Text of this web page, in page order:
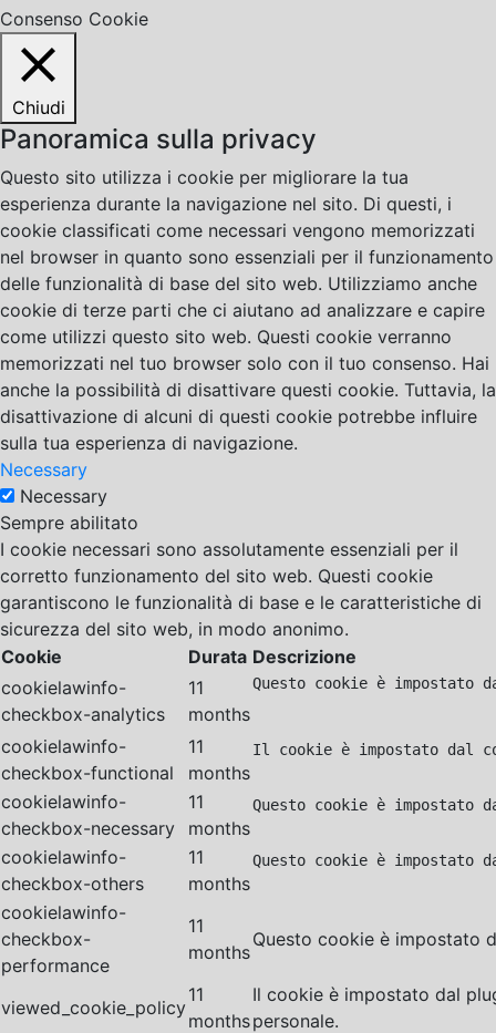
Consenso Cookie
Chiudi
Panoramica sulla privacy
Questo sito utilizza i cookie per migliorare la tua
esperienza durante la navigazione nel sito. Di questi, i
cookie classificati come necessari vengono memorizzati
nel browser in quanto sono essenziali per il funzionamento
delle funzionalità di base del sito web. Utilizziamo anche
cookie di terze parti che ci aiutano ad analizzare e capire
come utilizzi questo sito web. Questi cookie verranno
memorizzati nel tuo browser solo con il tuo consenso. Hai
anche la possibilità di disattivare questi cookie. Tuttavia, la
disattivazione di alcuni di questi cookie potrebbe influire
sulla tua esperienza di navigazione.
Necessary
Necessary
Sempre abilitato
I cookie necessari sono assolutamente essenziali per il
corretto funzionamento del sito web. Questi cookie
garantiscono le funzionalità di base e le caratteristiche di
sicurezza del sito web, in modo anonimo.
Cookie
Durata Descrizione
cookielawinfo-
checkbox-analytics
11
months
Questo cookie è
cookielawinfo-
checkbox-functional
11
months
Il cookie è impostato dal
cookielawinfo-
checkbox-necessary
11
months
Questo cookie è impostato
cookielawinfo-
checkbox-others
11
months
Questo cookie è
cookielawinfo-
checkbox-
performance
11
months
Questo cookie è impostato
viewed_cookie_policy
11
months
Il cookie è impostato dal
personale.